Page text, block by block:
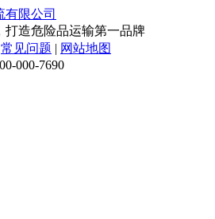
常见问题 | 网站地图